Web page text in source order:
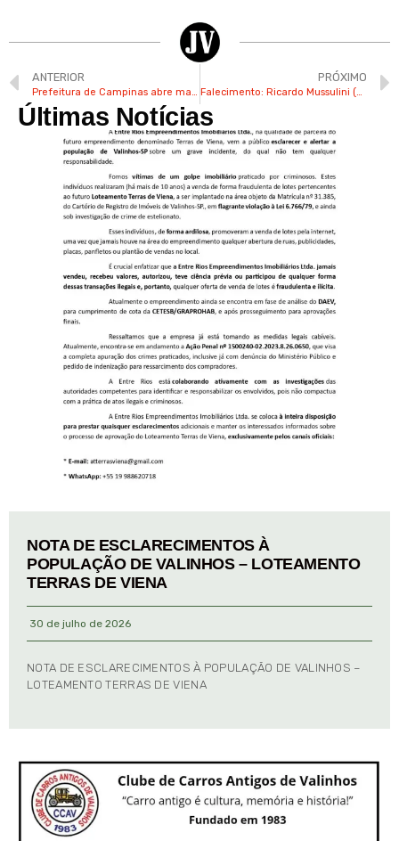
ANTERIOR
Prefeitura de Campinas abre mais de 400 vagas de estágio
PRÓXIMO
Falecimento: Ricardo Mussulini (Magrão)
Últimas Notícias
NOTA DE ESCLARECIMENTOS À
POPULAÇÃO DE VALINHOS – LOTEAMENTO
TERRAS DE VIENA
30 de julho de 2026
NOTA DE ESCLARECIMENTOS À POPULAÇÃO DE VALINHOS –
LOTEAMENTO TERRAS DE VIENA